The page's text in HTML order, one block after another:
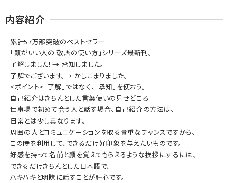
内容紹介
累計57万部突破のベストセラー
「頭がいい人の 敬語の使い方」シリーズ最新刊。
了解しました! → 承知しました。
了解でございます。→ かしこまりました。
<ポイント>「了解」ではなく、「承知」を使おう。
自己紹介はきちんとした言葉使いの見せどころ
仕事場で初めて会う人と話す場合、自己紹介の方法は、
日常とは少し異なります。
周囲の人とコミュニケーションを取る貴重なチャンスですから、
この時を利用して、できるだけ好印象を与えたいものです。
好感を持って名前と顔を覚えてもらえるような挨拶にするには、
できるだけきちんとした日本語で、
ハキハキと明瞭に話すことが肝心です。